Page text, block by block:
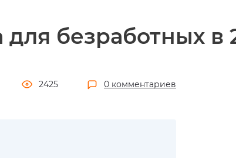
для безработных в
2425 0 комментариев